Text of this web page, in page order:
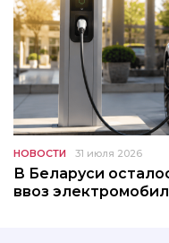
НОВОСТИ 31 июля 2026
В Беларуси
ввоз